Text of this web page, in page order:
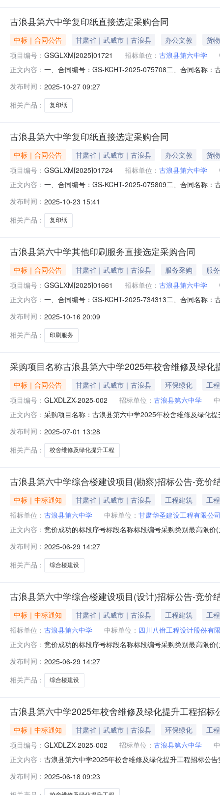
古浪县第六中学复印纸直接选定采购合同
中标｜合同公告 甘肃省｜武威市｜古浪县 办公文教
货物
项目编号： GSGLXM[2025]01721 招标单位： 古浪县第六中学
正文内容： 一、合同编号：GS-KCHT-2025-075708二、合同名称
系方式：13209358160六、合同主要信息主要标的名称
发布时间： 2025-10-27 09:27
相关产品：
复印纸
古浪县第六中学复印纸直接选定采购合同
中标｜合同公告 甘肃省｜武威市｜古浪县 办公文教
货物
项目编号： GSGLXM[2025]01724 招标单位： 古浪县第六中学
正文内容： 一、合同编号：GS-KCHT-2025-075809二、合同名称
13830523338六、合同主要信息主要标的名称：A470克
发布时间： 2025-10-23 15:41
相关产品：
复印纸
古浪县第六中学其他印刷服务直接选定采购合同
中标｜合同公告 甘肃省｜武威市｜古浪县 服务采购
服务
项目编号： GSGLXM[2025]01661 招标单位： 古浪县第六中学
正文内容： 一、合同编号：GS-KCHT-2025-734313二、合同名称
综合楼21号商铺联系方式：13893536033六、合同主要
发布时间： 2025-10-16 20:09
相关产品：
印刷服务
采购项目名称古浪县第六中学2025年校舍维修及绿化
中标｜合同公告 甘肃省｜武威市｜古浪县 环保绿化
工程
项目编号： GLXDLZX-2025-002 招标单位： 古浪县第六中学
正文内容： 采购项目名称：古浪县第六中学2025年校舍维修及绿化
发布时间： 2025-07-01 13:28
相关产品：
校舍维修及绿化提升工程
古浪县第六中学综合楼建设项目(勘察)招标公告-竞价
中标｜中标通知 甘肃省｜武威市｜古浪县 工程建筑
工程
招标单位： 古浪县第六中学 中标单位： 甘肃华圣建设工程有限公
正文内容： 竞价成功的标段序号标段名称标段编号采购类别最高限
发布时间： 2025-06-29 14:27
相关产品：
综合楼建设
古浪县第六中学综合楼建设项目(设计)招标公告-竞价
中标｜中标通知 甘肃省｜武威市｜古浪县 工程建筑
工程
招标单位： 古浪县第六中学 中标单位： 四川八佾工程设计股份有
正文内容： 竞价成功的标段序号标段名称标段编号采购类别最高限
发布时间： 2025-06-29 14:27
相关产品：
综合楼建设
古浪县第六中学2025年校舍维修及绿化提升工程招标
中标｜中标通知 甘肃省｜武威市｜古浪县 环保绿化
工程
项目编号： GLXDLZX-2025-002 招标单位： 古浪县第六中学
正文内容： 古浪县第六中学2025年校舍维修及绿化提升工程招标公
文联系电话13830536517公示开始开始时间2025-06-
发布时间： 2025-06-18 09:23